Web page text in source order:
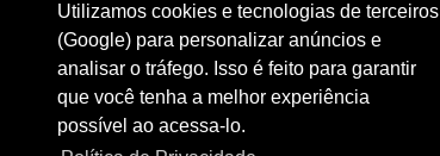
Utilizamos cookies e tecnologias de terceiros
(Google) para personalizar anúncios e
analisar o tráfego. Isso é feito para garantir
que você tenha a melhor experiência
possível ao acessa-lo.